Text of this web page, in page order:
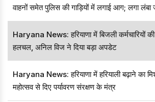
वाहनों समेत पुलिस की गाड़ियों में लगाई आग; लगा लंबा
Haryana News: हरियाणा में बिजली कर्मचारियों
हलचल, अनिल विज ने दिया बड़ा अपडेट
Haryana News: हरियाणा में हरियाली बढ़ाने का
महोत्सव से दिए पर्यावरण संरक्षण के मंत्र